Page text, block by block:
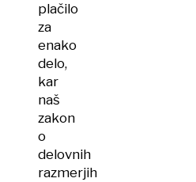
plačilo
za
enako
delo,
kar
naš
zakon
o
delovnih
razmerjih